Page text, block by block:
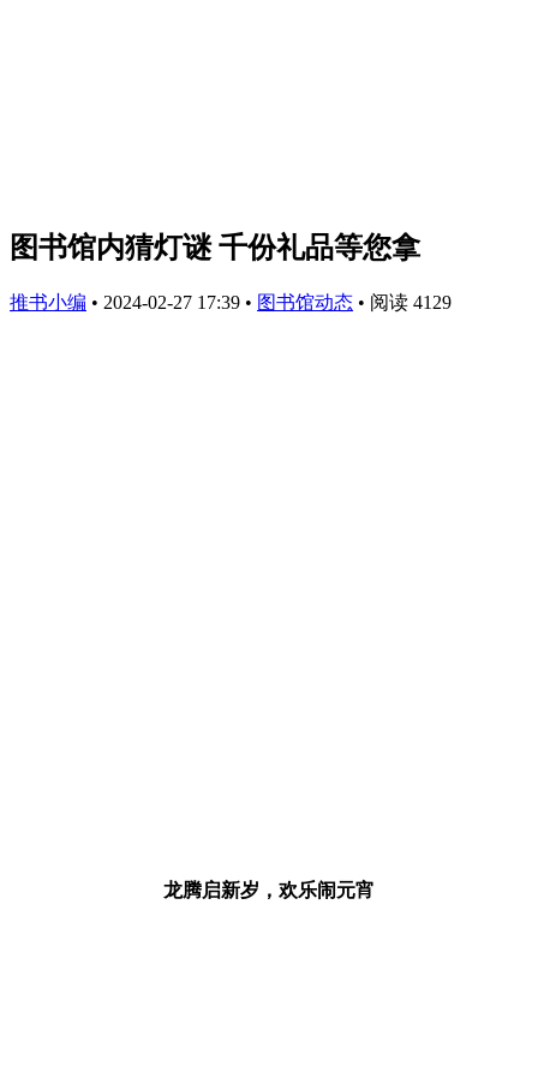
图书馆内猜灯谜 千份礼品等您拿
推书小编 • 2024-02-27 17:39 • 图书馆动态 • 阅读 4129
龙腾启新岁，欢乐闹元宵